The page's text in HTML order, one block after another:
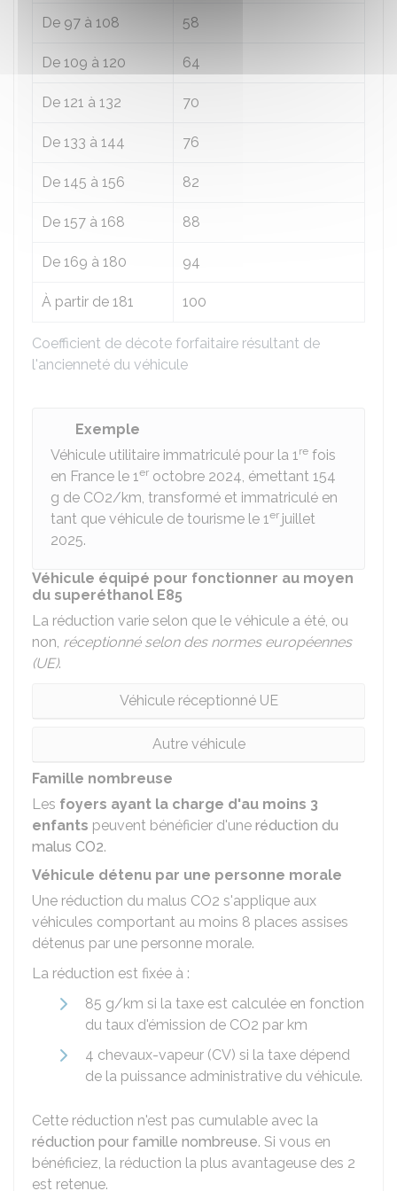
Coefficient de décote forfaitaire résultant de
l'ancienneté du véhicule
De 97 à 108 58
De 109 à 120 64
De 121 à 132 70
De 133 à 144 76
De 145 à 156 82
De 157 à 168 88
De 169 à 180 94
À partir de 181 100
Exemple
Véhicule utilitaire immatriculé pour la 1re fois
en France le 1er octobre 2024, émettant 154
g de CO2/km, transformé et immatriculé en
tant que véhicule de tourisme le 1er juillet
2025.
Véhicule équipé pour fonctionner au moyen
du superéthanol E85
La réduction varie selon que le véhicule a été, ou
non, réceptionné selon des normes européennes
(UE).
Véhicule réceptionné UE
Autre véhicule
Famille nombreuse
Les foyers ayant la charge d'au moins 3
enfants peuvent bénéficier d'une réduction du
malus CO2.
Véhicule détenu par une personne morale
Une réduction du malus CO2 s'applique aux
véhicules comportant au moins 8 places assises
détenus par une personne morale.
La réduction est fixée à :
85 g/km si la taxe est calculée en fonction
du taux d'émission de CO2 par km
4 chevaux-vapeur (CV) si la taxe dépend
de la puissance administrative du véhicule.
Cette réduction n'est pas cumulable avec la
réduction pour famille nombreuse. Si vous en
bénéficiez, la réduction la plus avantageuse des 2
est retenue.